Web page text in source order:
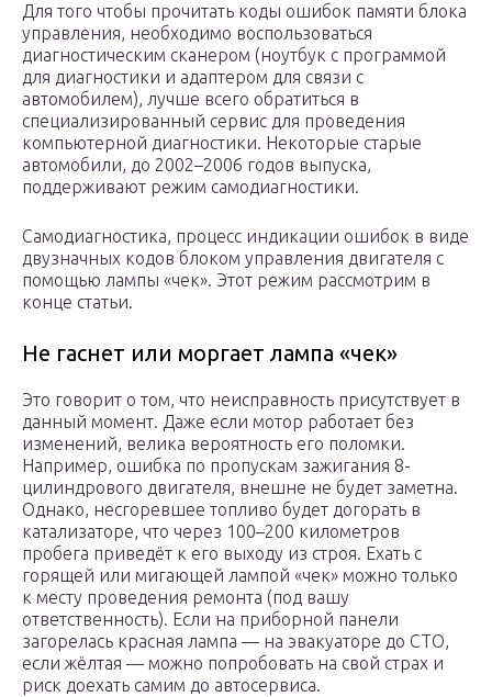
Для того чтобы прочитать коды ошибок памяти блока
управления, необходимо воспользоваться
диагностическим сканером (ноутбук с программой
для диагностики и адаптером для связи с
автомобилем), лучше всего обратиться в
специализированный сервис для проведения
компьютерной диагностики. Некоторые старые
автомобили, до 2002–2006 годов выпуска,
поддерживают режим самодиагностики.
Самодиагностика, процесс индикации ошибок в виде
двузначных кодов блоком управления двигателя с
помощью лампы «чек». Этот режим рассмотрим в
конце статьи.
Не гаснет или моргает лампа «чек»
Это говорит о том, что неисправность присутствует в
данный момент. Даже если мотор работает без
изменений, велика вероятность его поломки.
Например, ошибка по пропускам зажигания 8-
цилиндрового двигателя, внешне не будет заметна.
Однако, несгоревшее топливо будет догорать в
катализаторе, что через 100–200 километров
пробега приведёт к его выходу из строя. Ехать с
горящей или мигающей лампой «чек» можно только
к месту проведения ремонта (под вашу
ответственность). Если на приборной панели
загорелась красная лампа — на эвакуаторе до СТО,
если жёлтая — можно попробовать на свой страх и
риск доехать самим до автосервиса.